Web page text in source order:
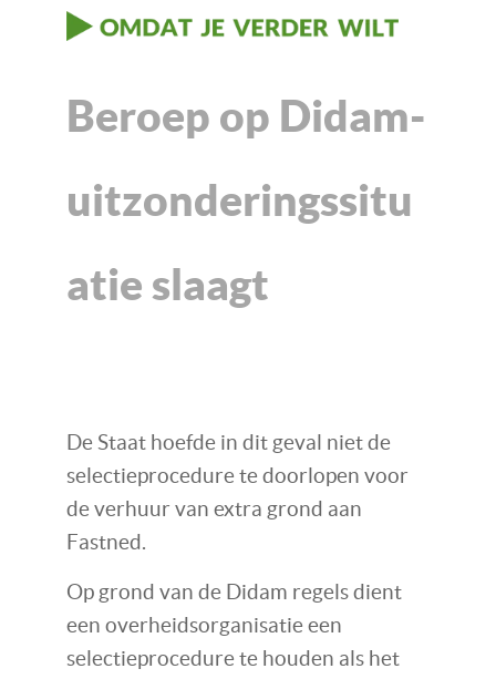
Beroep op Didam-
uitzonderingssitu
atie slaagt
De Staat hoefde in dit geval niet de
selectieprocedure te doorlopen voor
de verhuur van extra grond aan
Fastned.
Op grond van de Didam regels dient
een overheidsorganisatie een
selectieprocedure te houden als het